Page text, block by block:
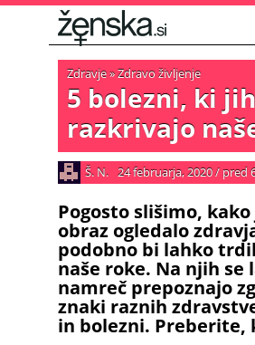
Zdravje»Zdravo življenje
5 bolezni, ki jih
razkrivajo
Š. N. 24 februarja, 2020/ pred
Pogosto slišimo, kako
obraz ogledalo
podobno bi lahko
naše roke. Na njih se
namreč prepoznajo
znaki raznih
in bolezni. Preberite,